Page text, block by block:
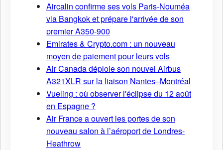
Aircalin confirme ses vols Paris-Nouméa
via Bangkok et prépare l'arrivée de son
premier A350-900
Emirates & Crypto.com : un nouveau
moyen de paiement pour leurs vols
Air Canada déploie son nouvel Airbus
A321XLR sur la liaison Nantes–Montréal
Vueling : où observer l'éclipse du 12 août
en Espagne ?
Air France a ouvert les portes de son
nouveau salon à l’aéroport de Londres-
Heathrow